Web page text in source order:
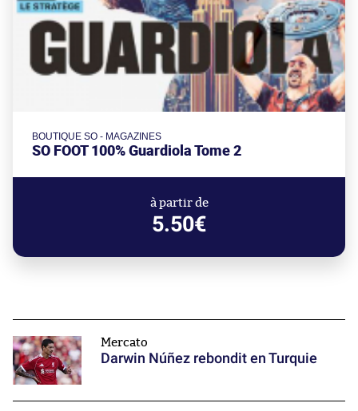
BOUTIQUE SO - MAGAZINES
SO FOOT 100% Guardiola Tome 2
à partir de
5.50€
Mercato
Darwin Núñez rebondit en Turquie